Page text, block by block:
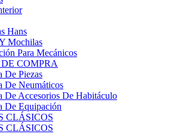
Hans
Mochilas
Para Mecánicos
COMPRA
De Piezas
De Neumáticos
De Accesorios De Habitáculo
De Equipación
CLÁSICOS
CLÁSICOS